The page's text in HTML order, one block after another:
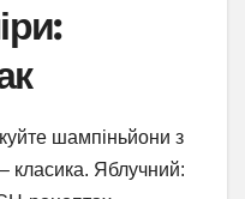
шампіньйони з
класика. Яблучний: